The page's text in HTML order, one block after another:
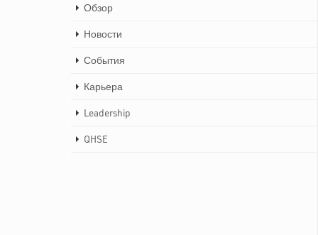
Обзор
Новости
События
Карьера
Leadership
QHSE